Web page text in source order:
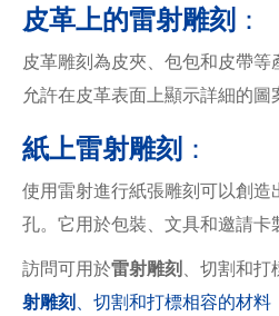
皮革上的雷射雕刻 ：
皮革雕刻為皮夾、包包和皮帶等
允許在皮革表面上顯示詳細的圖
紙上雷射雕刻 ：
使用雷射進行紙張雕刻可以創
孔。它用於包裝、文具和邀請卡
訪問可用於雷射雕刻、切割和打
射雕刻、切割和打標相容的材料